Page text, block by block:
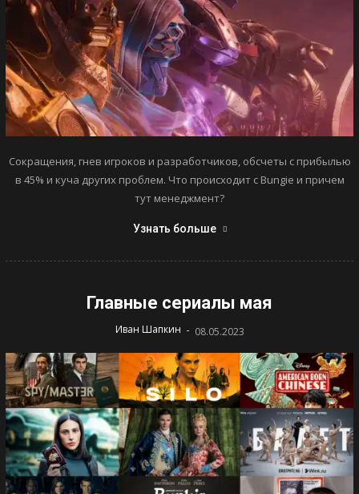
Сокращения, гнев игроков и разработчиков, обсчеты с прибылью
в 45% и куча других проблем. Что происходит с Bungie и причем
тут менеджмент?
Узнать больше
Главные сериалы мая
Иван Шапкин - 08.05.2023